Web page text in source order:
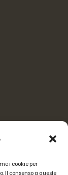
i cookie per
Il consenso a queste